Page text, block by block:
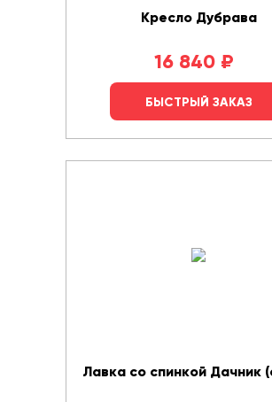
Кресло Дубрава
16 840 ₽
БЫСТРЫЙ ЗАКАЗ
Лавка со спинкой Дачник